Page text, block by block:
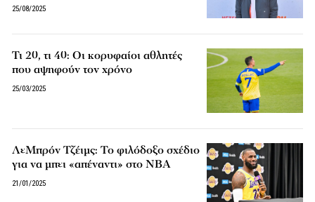
25/08/2025
Τι 20, τι 40: Οι κορυφαίοι αθλητές
που αψηφούν τον χρόνο
25/03/2025
ΛεΜπρόν Τζέιμς: Το φιλόδοξο σχέδιο
για να μπει «απέναντι» στο NBA
21/01/2025